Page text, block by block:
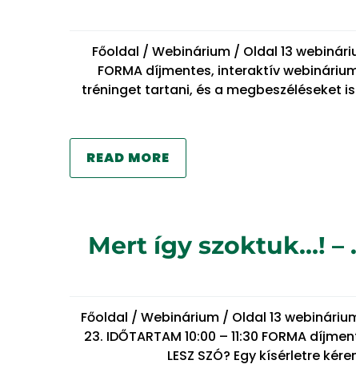
Főoldal / Webinárium / Oldal 13
FORMA díjmentes, interaktív
tréninget tartani, és a megbeszéléseket
READ MORE
Mert így szoktuk…!
Főoldal / Webinárium / Oldal 13
23. IDŐTARTAM 10:00 – 11:30 FORMA
LESZ SZÓ? Egy kísérletre